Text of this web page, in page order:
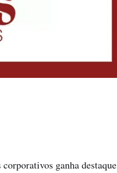
ganha destaque